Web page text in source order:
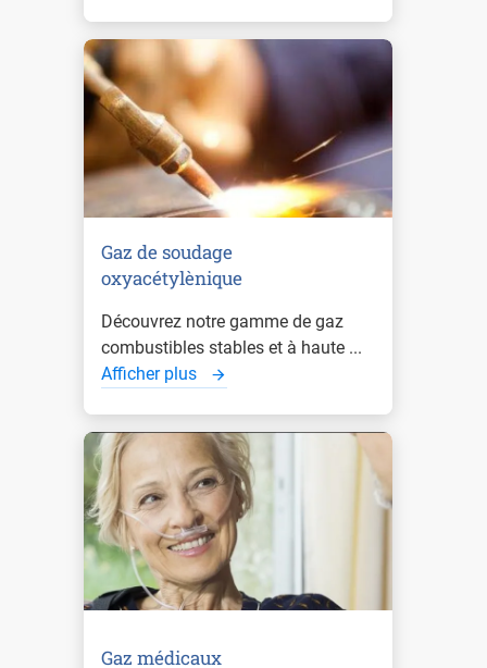
Gaz de soudage
oxyacétylènique
Découvrez notre gamme de gaz
combustibles stables et à haute ...
Afficher plus
Gaz médicaux